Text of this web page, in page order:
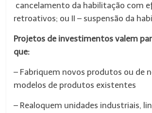
cancelamento da habilitação com
retroativos; ou II – suspensão da
Projetos de investimentos valem
que:
– Fabriquem novos produtos ou de
modelos de produtos existentes
– Realoquem unidades industriais,